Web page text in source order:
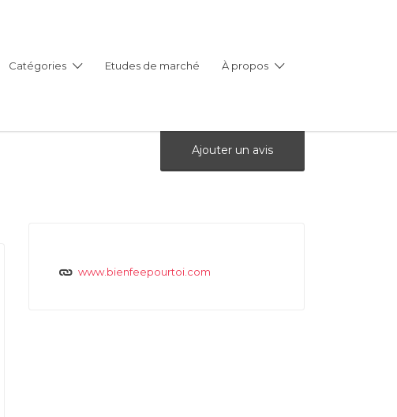
Catégories Etudes de marché À propos
Ajouter un avis
www.bienfeepourtoi.com